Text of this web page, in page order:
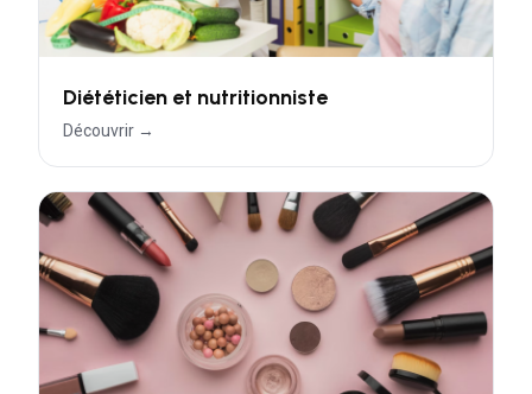
Diététicien et nutritionniste
Découvrir →